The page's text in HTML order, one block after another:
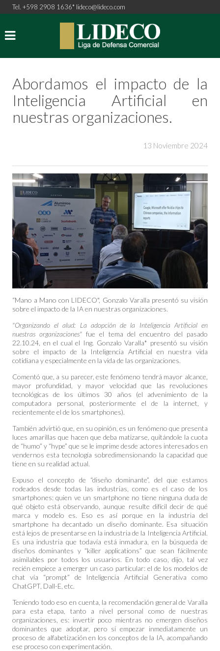
Tel. +598 2908 1636* lideco@lideco.com
Abordamos el impacto de la
Inteligencia Artificial en
nuestras organizaciones.
13 Noviembre 2024
“Mano a Mano con LIDECO", Gonzalo Varalla presentó su visión
sobre el impacto de la IA en nuestras organizaciones.
"Organizando el alud: La adopción de la Inteligencia Artificial en
nuestras organizaciones" fue el tema del encuentro del pasado
22.10.24, en el cual el Ing. Gonzalo Varalla* presentó su visión
sobre el impacto de la Inteligencia Artificial en nuestra vida
cotidiana y especialmente en la vida de las organizaciones.
Comentó que, a su parecer, este fenómeno tendrá mayor alcance,
mayor profundidad, y mayor velocidad que las revoluciones
tecnológicas de los últimos 30 años (el advenimiento de la
computadora personal, posteriormente el de la internet, y
recientemente el de los smartphones).
También advirtió que, en su opinión, es un fenómeno que presenta
luces amarillas que hacen que deba matizarse, quitándole la cuota
de “humo” y “hype” que se le imprime desde actores interesados en
vendernos esta tecnología sobredimensionando la capacidad que
tiene en su realidad actual.
Expuso el concepto de “diseño dominante”, del que estamos
rodeados desde todas las industrias, como es el caso de los
smartphones: quien ve un smartphone no tiene ninguna duda de
qué objeto está observando, aunque resulte difícil decir de qué
marca y modelo es. Eso es así porque en la industria del
smartphone ha decantado un diseño dominante. Esa situación
está lejos de presentarse en la industria de la Inteligencia Artificial.
Es una industria que todavía está inmadura, en la búsqueda de
diseños dominantes y “killer applications” que sean fácilmente
asimilables por todos los usuarios. En todo caso, dijo, tal vez
recién empiece a emerger un caso particular: el de los modelos de
chat vía “prompt” de Inteligencia Artificial Generativa como
ChatGPT, Dall-E, etc.
Teniendo todo eso en cuenta, la recomendación general de Varalla
para esta etapa, tanto a nivel personal como de nuestras
organizaciones, es: invertir poco mientras no emergen diseños
dominantes que adoptar, pero sí empezar inmediatamente un
proceso de alfabetización en los conceptos de la IA, acompañando
ese proceso con experimentación.